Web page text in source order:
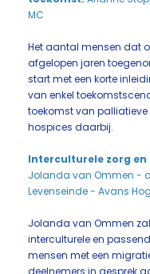
MC
Het aantal mensen dat
afgelopen jaren
start met een korte
van enkel
toekomst van
hospices daarbij.
Interculturele zorg en
Jolanda van Ommen -
Levenseinde - Avans
Jolanda van Ommen
interculturele en
mensen met een
deelnemers in gesprek